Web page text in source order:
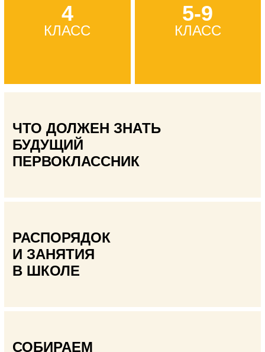
4
КЛАСС
5-9
КЛАСС
ЧТО ДОЛЖЕН ЗНАТЬ
БУДУЩИЙ
ПЕРВОКЛАССНИК
РАСПОРЯДОК
И ЗАНЯТИЯ
В ШКОЛЕ
СОБИРАЕМ